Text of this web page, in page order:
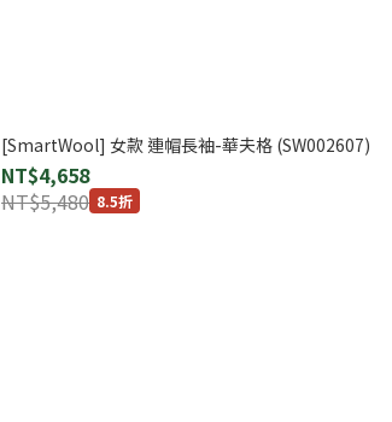
[SmartWool] 女款 連帽長袖-華夫格 (SW002607)
NT$4,658
NT$5,480 8.5折